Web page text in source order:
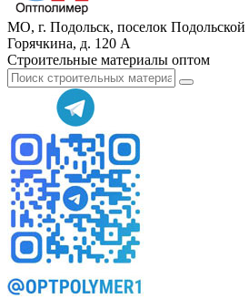
МО, г. Подольск, поселок
Горячкина, д. 120 А
Строительные материалы оптом